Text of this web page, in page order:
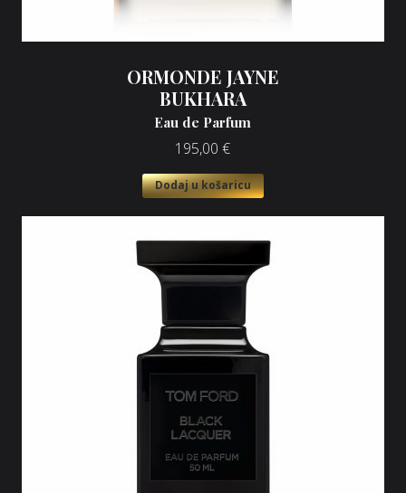
ORMONDE JAYNE
BUKHARA
Eau de Parfum
195,00 €
Dodaj u košaricu